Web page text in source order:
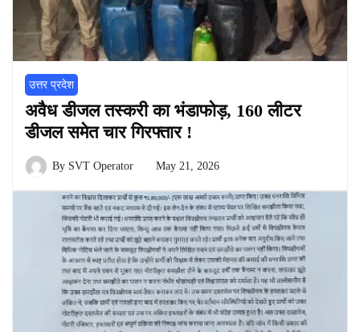
उत्तर प्रदेश
अवैध डीजल तस्करी का भंडाफोड़, 160 लीटर
डीजल समेत चार गिरफ्तार !
By SVT Operator May 21, 2026